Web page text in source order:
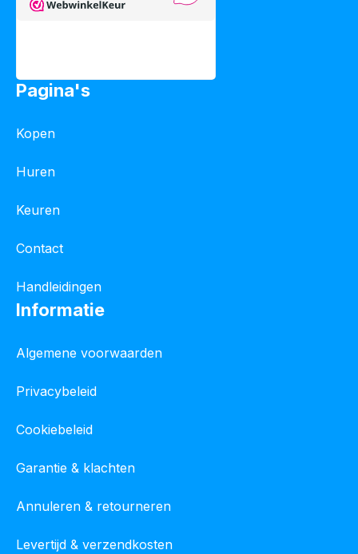
Pagina's
Kopen
Huren
Keuren
Contact
Handleidingen
Informatie
Algemene voorwaarden
Privacybeleid
Cookiebeleid
Garantie & klachten
Annuleren & retourneren
Levertijd & verzendkosten